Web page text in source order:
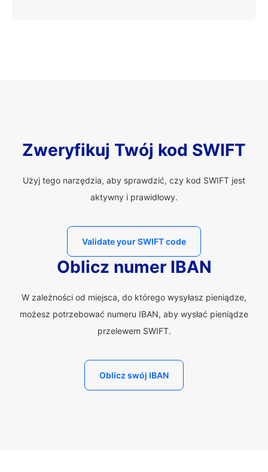
Zweryfikuj Twój kod SWIFT
Użyj tego narzędzia, aby sprawdzić, czy kod SWIFT jest
aktywny i prawidłowy.
Validate your SWIFT code
Oblicz numer IBAN
W zależności od miejsca, do którego wysyłasz pieniądze,
możesz potrzebować numeru IBAN, aby wysłać pieniądze
przelewem SWIFT.
Oblicz swój IBAN